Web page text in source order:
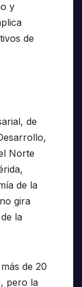
y
de
de
Norte
de la
gira
la
de 20
pero la